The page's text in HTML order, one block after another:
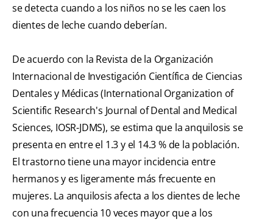
se detecta cuando a los niños no se les caen los
dientes de leche cuando deberían.
De acuerdo con la Revista de la Organización
Internacional de Investigación Científica de Ciencias
Dentales y Médicas (International Organization of
Scientific Research's Journal of Dental and Medical
Sciences, IOSR-JDMS), se estima que la anquilosis se
presenta en entre el 1.3 y el 14.3 % de la población.
El trastorno tiene una mayor incidencia entre
hermanos y es ligeramente más frecuente en
mujeres. La anquilosis afecta a los dientes de leche
con una frecuencia 10 veces mayor que a los